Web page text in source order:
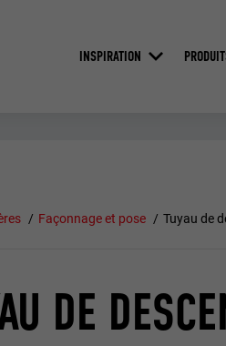
INSPIRATION
Façonnage et pose Tuyau de
DE